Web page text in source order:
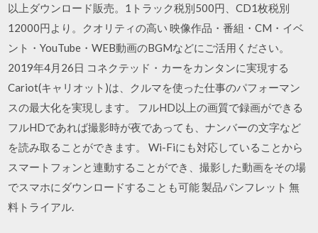
以上ダウンロード販売。1トラック税別500円、CD1枚税別
12000円より。クオリティの高い 映像作品・番組・CM・イベ
ント・YouTube・WEB動画のBGMなどにご活用ください。
2019年4月26日 コネクテッド・カーをカンタンに実現する
Cariot(キャリオット)は、クルマを使った仕事のパフォーマン
スの最大化を実現します。 フルHD以上の画質で録画ができる
フルHDであれば撮影時が夜であっても、ナンバーの文字など
を読み取ることができます。 Wi-Fiにも対応していることから
スマートフォンと連動することができ、撮影した動画をその場
でスマホにダウンロードすることも可能 製品パンフレット 無
料トライアル.